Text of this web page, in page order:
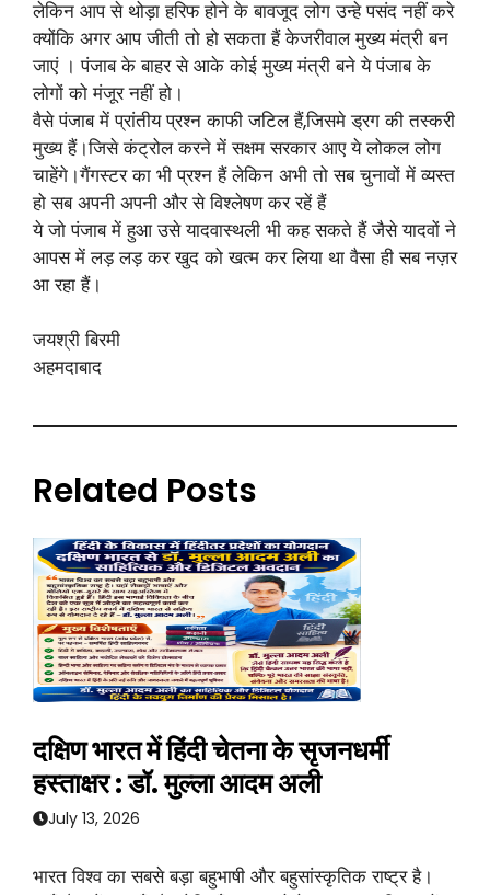
लेकिन आप से थोड़ा हरिफ होने के बावजूद लोग उन्हे पसंद नहीं करे
क्योंकि अगर आप जीती तो हो सकता हैं केजरीवाल मुख्य मंत्री बन
जाएं । पंजाब के बाहर से आके कोई मुख्य मंत्री बने ये पंजाब के
लोगों को मंजूर नहीं हो।
वैसे पंजाब में प्रांतीय प्रश्न काफी जटिल हैं,जिसमे ड्रग की तस्करी
मुख्य हैं।जिसे कंट्रोल करने में सक्षम सरकार आए ये लोकल लोग
चाहेंगे।गैंगस्टर का भी प्रश्न हैं लेकिन अभी तो सब चुनावों में व्यस्त
हो सब अपनी अपनी और से विश्लेषण कर रहें हैं
ये जो पंजाब में हुआ उसे यादवास्थली भी कह सकते हैं जैसे यादवों ने
आपस में लड़ लड़ कर खुद को खत्म कर लिया था वैसा ही सब नज़र
आ रहा हैं।
जयश्री बिरमी
अहमदाबाद
Related Posts
दक्षिण भारत में हिंदी चेतना के सृजनधर्मी
हस्ताक्षर : डॉ. मुल्ला आदम अली
July 13, 2026
भारत विश्व का सबसे बड़ा बहुभाषी और बहुसांस्कृतिक राष्ट्र है।